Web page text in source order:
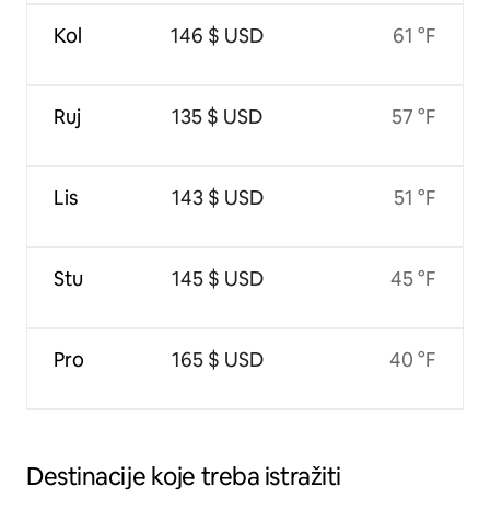
Kol
Ruj
Lis
Stu
Pro
146 $ USD
135 $ USD
143 $ USD
145 $ USD
165 $ USD
61 °F
57 °F
51 °F
45 °F
40 °F
Destinacije koje treba istražiti